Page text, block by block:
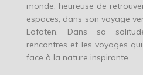
monde, heureuse de
espaces, dans son voyage
Lofoten. Dans sa
rencontres et les voyages
face à la nature inspirante.